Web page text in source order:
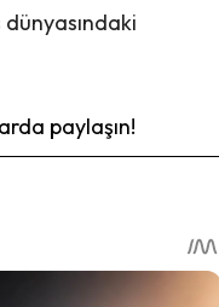
dünyasındaki
paylaşın!